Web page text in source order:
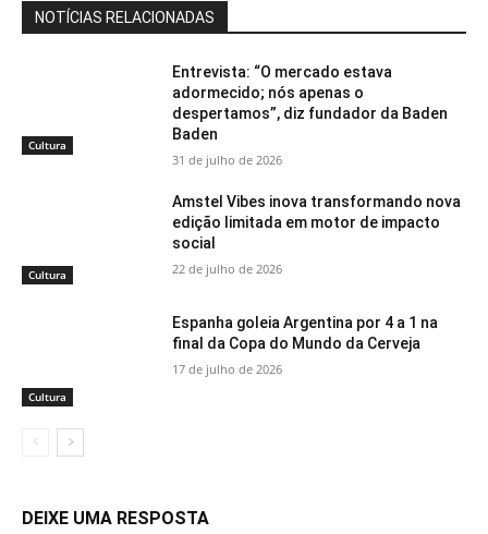
NOTÍCIAS RELACIONADAS
Cultura
Entrevista: “O mercado estava
adormecido; nós apenas o
despertamos”, diz fundador da Baden
Baden
31 de julho de 2026
Cultura
Amstel Vibes inova transformando nova
edição limitada em motor de impacto
social
22 de julho de 2026
Cultura
Espanha goleia Argentina por 4 a 1 na
final da Copa do Mundo da Cerveja
17 de julho de 2026
DEIXE UMA RESPOSTA